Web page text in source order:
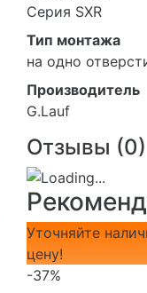
Серия SXR
Тип монтажа
на одно
Производитель
G.Lauf
Отзывы (0)
Уточняйте
цену!
-37%